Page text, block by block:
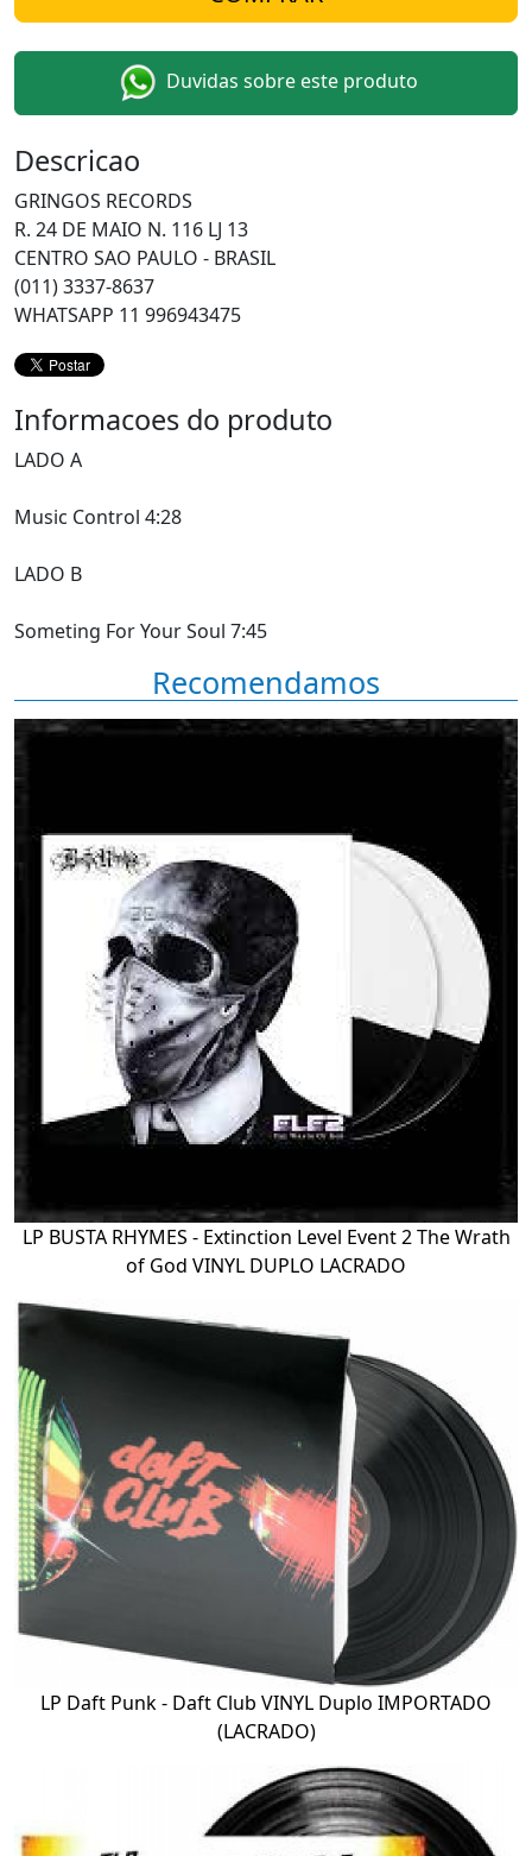
Duvidas sobre este produto
Descricao
GRINGOS RECORDS
R. 24 DE MAIO N. 116 LJ 13
CENTRO SAO PAULO - BRASIL
(011) 3337-8637
WHATSAPP 11 996943475
Informacoes do produto
LADO A
Music Control 4:28
LADO B
Someting For Your Soul 7:45
Recomendamos
LP BUSTA RHYMES - Extinction Level Event 2 The Wrath
of God VINYL DUPLO LACRADO
LP Daft Punk - Daft Club VINYL Duplo IMPORTADO
(LACRADO)